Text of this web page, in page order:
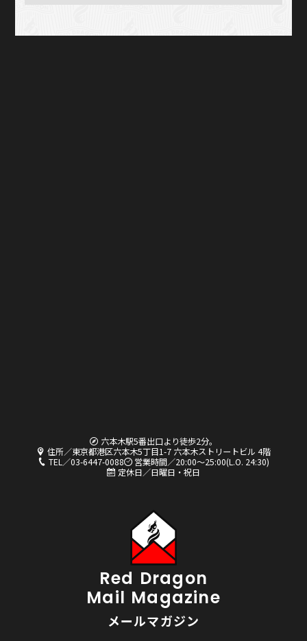
六本木駅5番出口より徒歩2分。
住所／東京都港区六本木5丁目1-7 六本木ストリートビル 4階
TEL／03-6447-0088
営業時間／20:00〜25:00(L.O. 24:30)
定休日／日曜日・祝日
Red Dragon
Mail Magazine
メールマガジン